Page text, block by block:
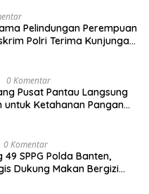
Pelindungan Perempuan
Polri Terima Kunjungan
0 Komentar
Pusat Pantau Langsung
untuk Ketahanan Pangan
0 Komentar
SPPG Polda Banten,
Dukung Makan Bergizi